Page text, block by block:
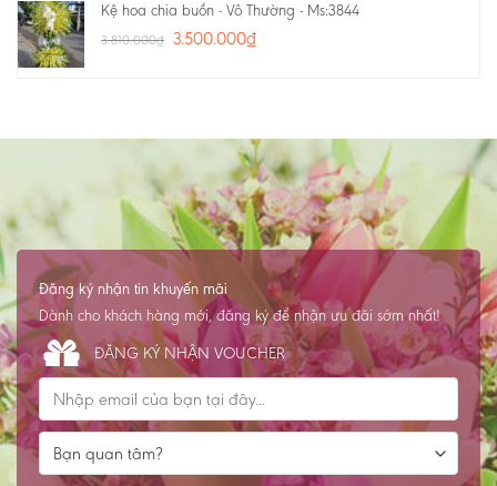
Kệ hoa chia buồn - Vô Thường - Ms:3844
3.810.000₫ 3.500.000₫
Đăng ký nhận tin khuyến mãi
Dành cho khách hàng mới, đăng ký để nhận ưu đãi sớm nhất!
ĐĂNG KÝ NHẬN VOUCHER